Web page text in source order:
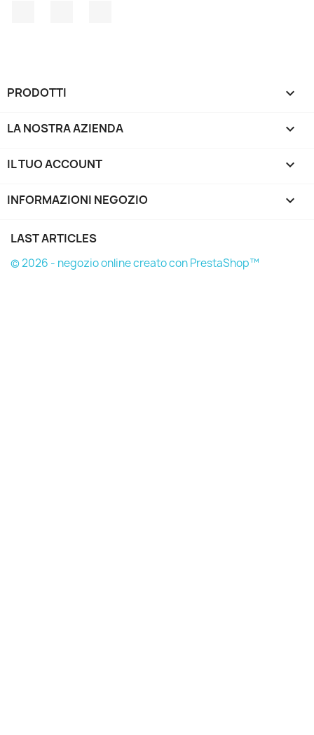
PRODOTTI 
LA NOSTRA AZIENDA 
IL TUO ACCOUNT 
INFORMAZIONI NEGOZIO keyboard_arrow_down
LAST ARTICLES
© 2026 - negozio online creato con PrestaShop™